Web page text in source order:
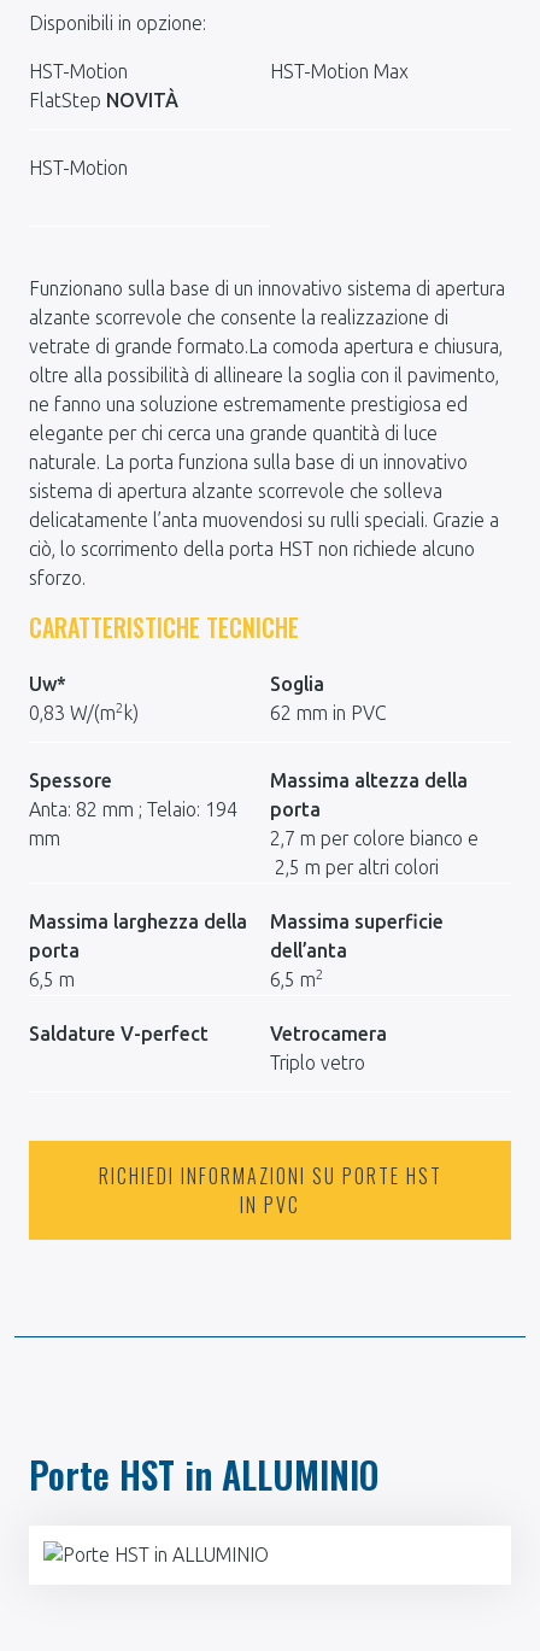
Disponibili in opzione:
HST-Motion
FlatStep NOVITÀ
HST-Motion Max
HST-Motion
Funzionano sulla base di un innovativo sistema di apertura
alzante scorrevole che consente la realizzazione di
vetrate di grande formato.La comoda apertura e chiusura,
oltre alla possibilità di allineare la soglia con il pavimento,
ne fanno una soluzione estremamente prestigiosa ed
elegante per chi cerca una grande quantità di luce
naturale. La porta funziona sulla base di un innovativo
sistema di apertura alzante scorrevole che solleva
delicatamente l’anta muovendosi su rulli speciali. Grazie a
ciò, lo scorrimento della porta HST non richiede alcuno
sforzo.
CARATTERISTICHE TECNICHE
Uw*
0,83 W/(m2 k)
Soglia
62 mm in PVC
Spessore
Anta: 82 mm ; Telaio: 194
mm
Massima altezza della
porta
2,7 m per colore bianco e
2,5 m per altri colori
Massima larghezza della
porta
6,5 m
Massima superficie
dell’anta
6,5 m2
Saldature V-perfect
Vetrocamera
Triplo vetro
RICHIEDI INFORMAZIONI SU PORTE HST
IN PVC
Porte HST in ALLUMINIO